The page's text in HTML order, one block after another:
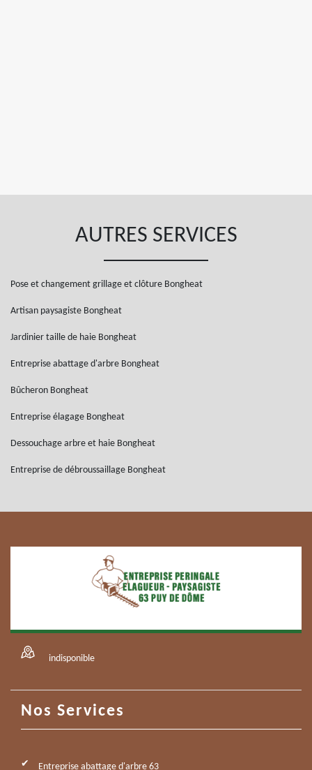
AUTRES SERVICES
Pose et changement grillage et clôture Bongheat
Artisan paysagiste Bongheat
Jardinier taille de haie Bongheat
Entreprise abattage d'arbre Bongheat
Bûcheron Bongheat
Entreprise élagage Bongheat
Dessouchage arbre et haie Bongheat
Entreprise de débroussaillage Bongheat
indisponible
Nos Services
Entreprise abattage d'arbre 63